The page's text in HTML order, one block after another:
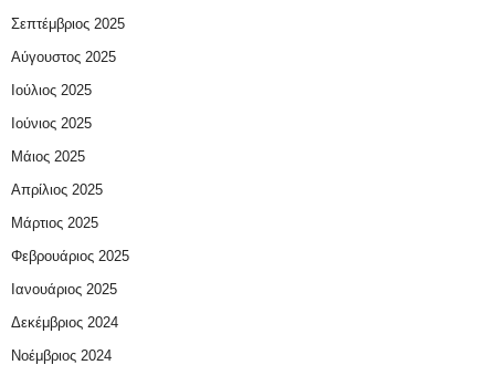
Σεπτέμβριος 2025
Αύγουστος 2025
Ιούλιος 2025
Ιούνιος 2025
Μάιος 2025
Απρίλιος 2025
Μάρτιος 2025
Φεβρουάριος 2025
Ιανουάριος 2025
Δεκέμβριος 2024
Νοέμβριος 2024